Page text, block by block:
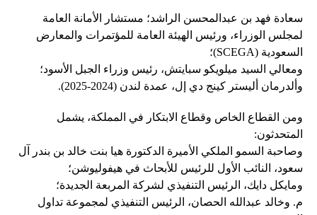
سعادة فهد بن عبدالمحسن الراشد؛ مستشار الأمانة العامة
لمجلس الوزراء، ورئيس الهيئة العامة للمؤتمرات والمعارض
السعودية (SCEGA)؛
ومعالي السيد ميلويكو سبايتش، رئيس وزراء الجبل الأسود؛
وألدرمان أليستر كينج دي إل، عمدة لندن (2024-2025).
ومن القطاع الخاص وقطاع الابتكار في المملكة، يشمل
المتحدثون:
وصاحبة السمو الملكي الأميرة الدكتورة هيا بنت خالد بن بندر آل
سعود، النائب الأول للرئيس للأبحاث في هيفوليوشن؛
ومايكل دايك، الرئيس التنفيذي لشركة المربعة الجديدة؛
م. وخالد عبدالله الحصان، الرئيس التنفيذي لمجموعة تداول